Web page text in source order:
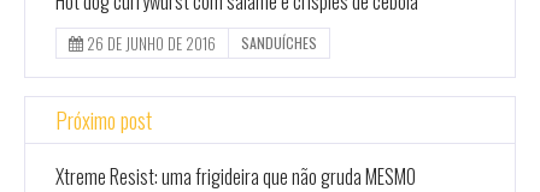
26 DE JUNHO DE 2016 SANDUÍCHES
Próximo post
Xtreme Resist: uma frigideira que não gruda MESMO